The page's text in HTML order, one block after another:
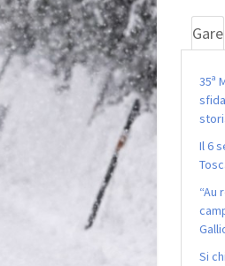
Gare
35ª
Il 6
“Au
Si